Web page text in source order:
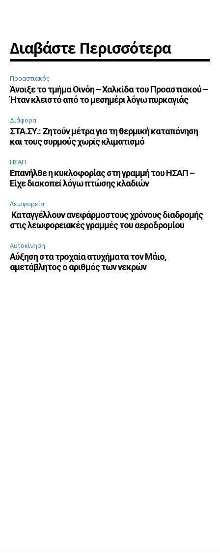
Διαβάστε Περισσότερα
Προαστιακός
Άνοιξε το τμήμα Οινόη – Χαλκίδα του Προαστιακού –
Ήταν κλειστό από το μεσημέρι λόγω πυρκαγιάς
Διάφορα
ΣΤΑ.ΣΥ.: Ζητούν μέτρα για τη θερμική καταπόνηση
και τους συρμούς χωρίς κλιματισμό
ΗΣΑΠ
Επανήλθε η κυκλοφορίας στη γραμμή του ΗΣΑΠ –
Είχε διακοπεί λόγω πτώσης κλαδιών
Λεωφορεία
Καταγγέλλουν ανεφάρμοστους χρόνους διαδρομής
στις λεωφορειακές γραμμές του αεροδρομίου
Αυτοκίνηση
Αύξηση στα τροχαία ατυχήματα τον Μάιο,
αμετάβλητος ο αριθμός των νεκρών